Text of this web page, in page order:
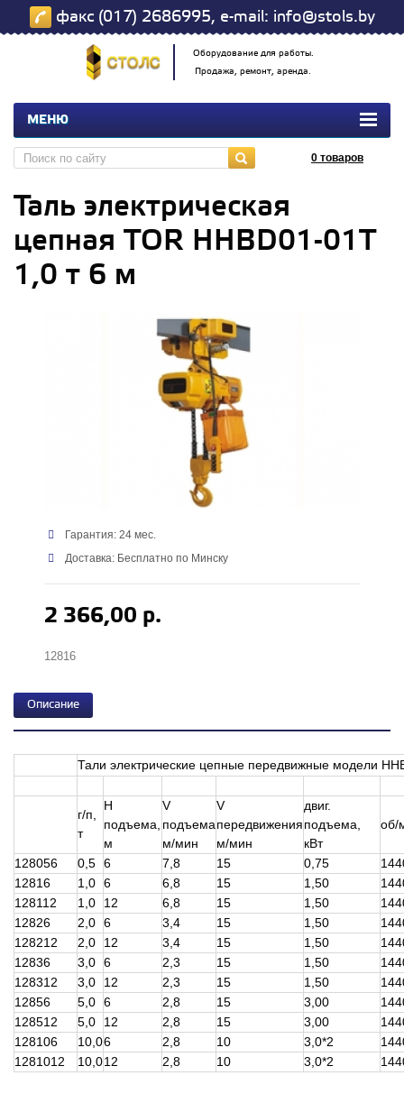
факс (017) 2686995, e-mail: info@stols.by
Оборудование для работы.
Продажа, ремонт, аренда.
МЕНЮ
0 товаров
Таль электрическая
цепная TOR HHBD01-01T
1,0 т 6 м
Гарантия: 24 мес.
Доставка: Бесплатно по Минску
2 366,00 р.
12816
Описание
Тали электрические цепные передвижные модели
г/п,
т
H
подъема,
м
V
подъема
м/мин
V
передвижения
м/мин
двиг.
подъема,
кВт
об/
128056 0,5 6 7,8 15 0,75
12816
1,0 6 6,8 15 1,50
128112
1,0 12 6,8 15 1,50
12826
2,0 6 3,4 15 1,50
128212
2,0 12 3,4 15 1,50
12836
3,0 6 2,3 15 1,50
128312
3,0 12 2,3 15 1,50
12856
5,0 6 2,8 15 3,00
128512
5,0 12 2,8 15 3,00
128106
10,06 2,8 10 3,0*2
1281012
10,012 2,8 10 3,0*2